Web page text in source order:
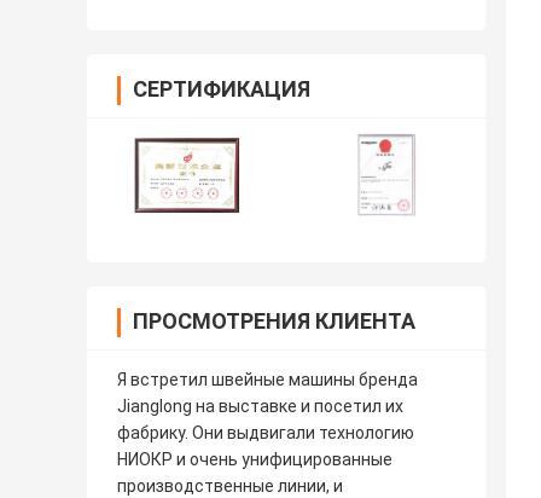
СЕРТИФИКАЦИЯ
ПРОСМОТРЕНИЯ КЛИЕНТА
Я встретил швейные машины бренда
Jianglong на выставке и посетил их
фабрику. Они выдвигали технологию
НИОКР и очень унифицированные
производственные линии, и